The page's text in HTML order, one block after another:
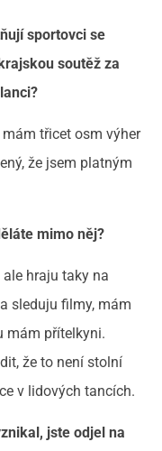
sportovci se
soutěž za
třicet osm výher
že jsem platným
mimo něj?
hraju taky na
sleduju filmy, mám
mám přítelkyni.
že to není stolní
v lidových tancích.
jste odjel na